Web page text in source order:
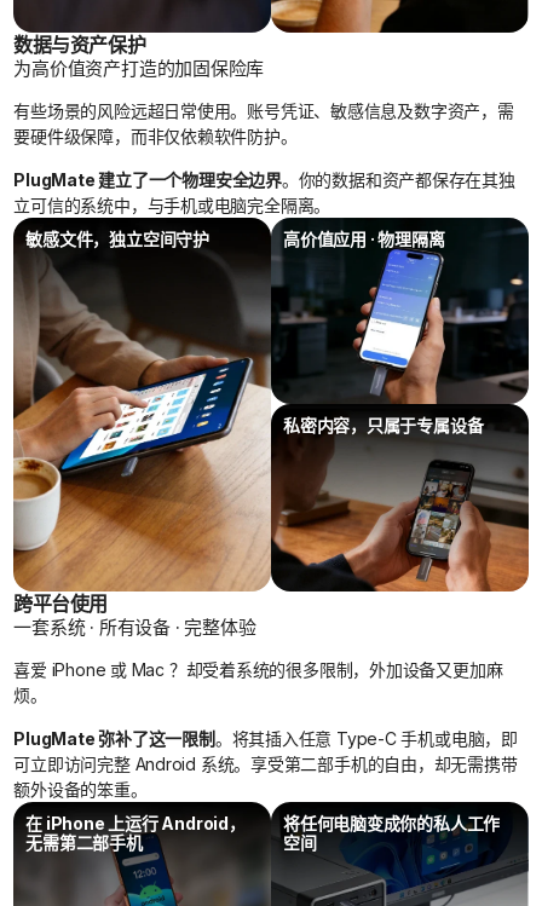
数据与资产保护
为高价值资产打造的加固保险库
有些场景的风险远超日常使用。账号凭证、敏感信息及数字资产，需
要硬件级保障，而非仅依赖软件防护。
PlugMate 建立了一个物理安全边界。你的数据和资产都保存在其独
立可信的系统中，与手机或电脑完全隔离。
敏感文件，独立空间守护
高价值应用 · 物理隔离
私密内容，只属于专属设备
跨平台使用
一套系统 · 所有设备 · 完整体验
喜爱 iPhone 或 Mac ？却受着系统的很多限制，外加设备又更加麻
烦。
PlugMate 弥补了这一限制。将其插入任意 Type-C 手机或电脑，即
可立即访问完整 Android 系统。享受第二部手机的自由，却无需携带
额外设备的笨重。
在 iPhone 上运行 Android，
无需第二部手机
将任何电脑变成你的私人工作
空间